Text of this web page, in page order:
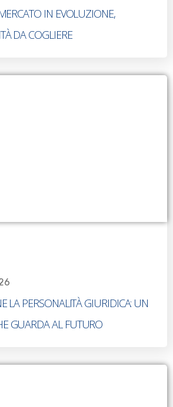
IN EVOLUZIONE,
DA COGLIERE
LA PERSONALITÀ GIURIDICA: UN
GUARDA AL FUTURO